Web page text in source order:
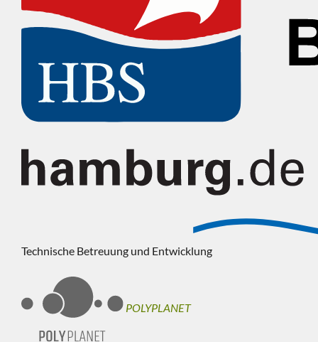
Technische Betreuung und Entwicklung
POLYPLANET